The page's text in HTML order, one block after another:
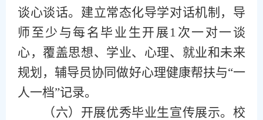
谈心谈话。建立常态化导学对话机制，导
师至少与每名毕业生开展1次一对一谈
心，覆盖思想、学业、心理、就业和未来
规划，辅导员协同做好心理健康帮扶与“一
人一档”记录。
（六） 开展优秀毕业生宣传展示。校